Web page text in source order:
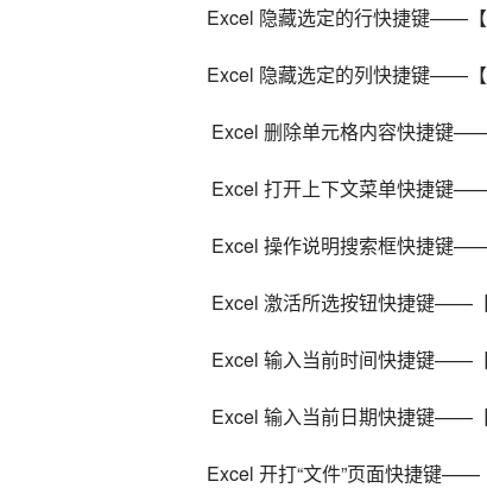
Excel 隐藏选定的行快捷键——【
Excel 隐藏选定的列快捷键——【
Excel 删除单元格内容快捷键——
Excel 打开上下文菜单快捷键
Excel 操作说明搜索框快捷键——
Excel 激活所选按钮快捷键——【
Excel 输入当前时间快捷键——【
Excel 输入当前日期快捷键——【
Excel 开打“文件”页面快捷键——